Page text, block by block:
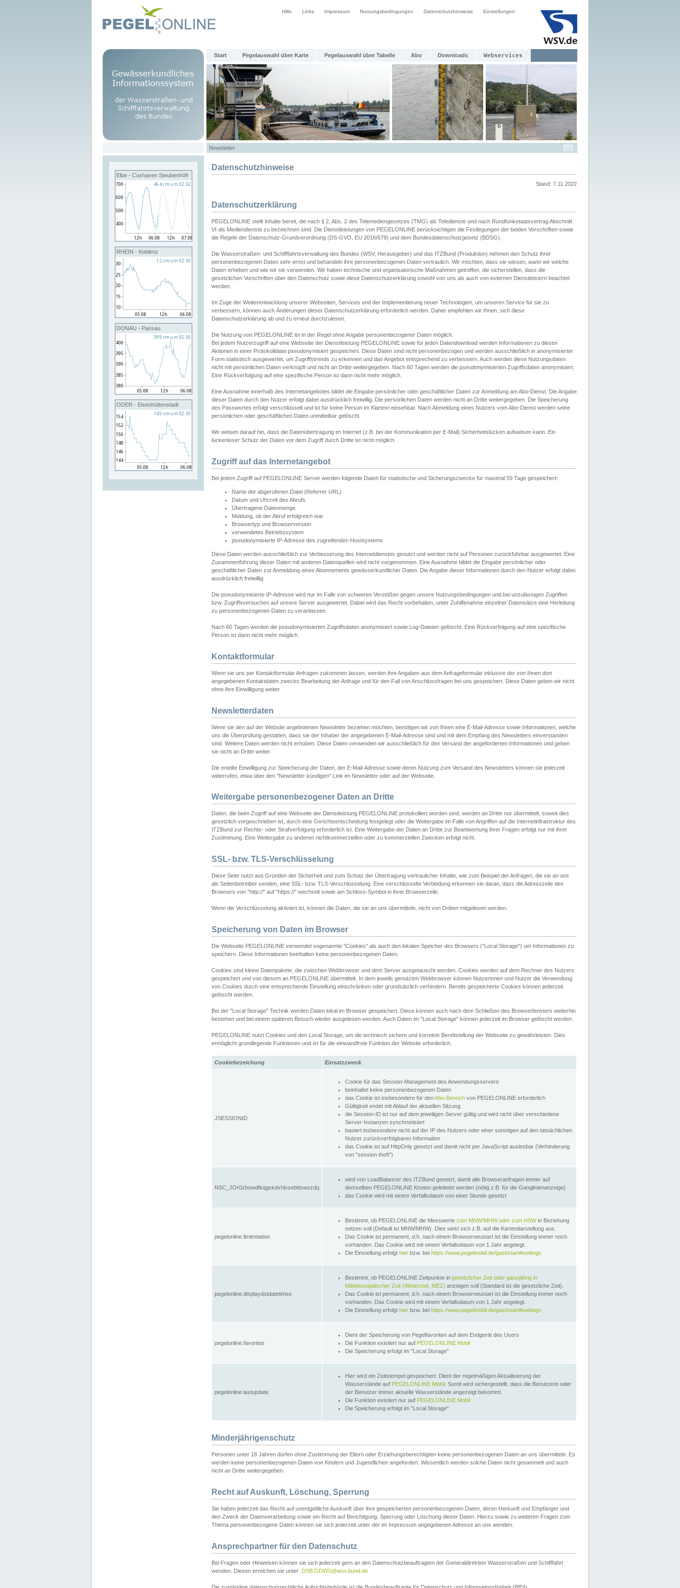
Hilfe Links Impressum Nutzungsbedingungen Datenschutzhinweise Einstellungen
Start Pegelauswahl über Karte Pegelauswahl über Tabelle Abo Downloads Webservices
Newsletter
Elbe - Cuxhaven Steubenhöft
RHEIN - Koblenz
DONAU - Passau
ODER - Eisenhüttenstadt
Datenschutzhinweise
Stand: 7.11.2022
Datenschutzerklärung
PEGELONLINE stellt Inhalte bereit, die nach § 2, Abs. 2 des Telemediengesetzes (TMG) als Teledienste und nach Rundfunkstaatsvertrag Abschnitt
VI als Mediendienste zu bezeichnen sind. Die Dienstleistungen von PEGELONLINE berücksichtigen die Festlegungen der beiden Vorschriften sowie
die Regeln der Datenschutz-Grundverordnung (DS-GVO, EU 2016/679) und dem Bundesdatenschutzgesetz (BDSG).
Die Wasserstraßen- und Schifffahrtsverwaltung des Bundes (WSV, Herausgeber) und das ITZBund (Produktion) nehmen den Schutz ihrer
personenbezogenen Daten sehr ernst und behandeln ihre personenbezogenen Daten vertraulich. Wir möchten, dass sie wissen, wann wir welche
Daten erheben und wie wir sie verwenden. Wir haben technische und organisatorische Maßnahmen getroffen, die sicherstellen, dass die
gesetzlichen Vorschriften über den Datenschutz sowie diese Datenschutzerklärung sowohl von uns als auch von externen Dienstleistern beachtet
werden.
Im Zuge der Weiterentwicklung unserer Webseiten, Services und der Implementierung neuer Technologien, um unseren Service für sie zu
verbessern, können auch Änderungen dieser Datenschutzerklärung erforderlich werden. Daher empfehlen wir Ihnen, sich diese
Datenschutzerklärung ab und zu erneut durchzulesen.
Die Nutzung von PEGELONLINE ist in der Regel ohne Angabe personenbezogener Daten möglich.
Bei jedem Nutzerzugriff auf eine Webseite der Dienstleistung PEGELONLINE sowie für jeden Datendownload werden Informationen zu diesen
Aktionen in einer Protokolldatei pseudonymisiert gespeichert. Diese Daten sind nicht personenbezogen und werden ausschließlich in anonymisierter
Form statistisch ausgewertet, um Zugriffstrends zu erkennen und das Angebot entsprechend zu verbessern. Auch werden diese Nutzungsdaten
nicht mit persönlichen Daten verknüpft und nicht an Dritte weitergegeben. Nach 60 Tagen werden die pseudonymisierten Zugriffsdaten anonymisiert.
Eine Rückverfolgung auf eine spezifische Person ist dann nicht mehr möglich.
Eine Ausnahme innerhalb des Internetangebotes bildet die Eingabe persönlicher oder geschäftlicher Daten zur Anmeldung am Abo-Dienst. Die Angabe
dieser Daten durch den Nutzer erfolgt dabei ausdrücklich freiwillig. Die persönlichen Daten werden nicht an Dritte weitergegeben. Die Speicherung
des Passwortes erfolgt verschlüsselt und ist für keine Person im Klartext einsehbar. Nach Abmeldung eines Nutzers vom Abo-Dienst werden seine
persönlichen oder geschäftlichen Daten unmittelbar gelöscht.
Wir weisen darauf hin, dass die Datenübertragung im Internet (z.B. bei der Kommunikation per E-Mail) Sicherheitslücken aufweisen kann. Ein
lückenloser Schutz der Daten vor dem Zugriff durch Dritte ist nicht möglich.
Zugriff auf das Internetangebot
Bei jedem Zugriff auf PEGELONLINE Server werden folgende Daten für statistische und Sicherungszwecke für maximal 59 Tage gespeichert:
Name der abgerufenen Datei (Referrer URL)
Datum und Uhrzeit des Abrufs
Übertragene Datenmenge
Meldung, ob der Abruf erfolgreich war
Browsertyp und Browserversion
verwendetes Betriebssystem
pseudonymisierte IP-Adresse des zugreifenden Hostsystems
Diese Daten werden ausschließlich zur Verbesserung des Internetdienstes genutzt und werden nicht auf Personen zurückführbar ausgewertet. Eine
Zusammenführung dieser Daten mit anderen Datenquellen wird nicht vorgenommen. Eine Ausnahme bildet die Eingabe persönlicher oder
geschäftlicher Daten zur Anmeldung eines Abonnements gewässerkundlicher Daten. Die Angabe dieser Informationen durch den Nutzer erfolgt dabei
ausdrücklich freiwillig.
Die pseudonymisierte IP-Adresse wird nur im Falle von schweren Verstößen gegen unsere Nutzungsbedingungen und bei unzulässigen Zugriffen
bzw. Zugriffsversuchen auf unsere Server ausgewertet. Dabei wird das Recht vorbehalten, unter Zuhilfenahme einzelner Datensätze eine Herleitung
zu personenbezogenen Daten zu veranlassen.
Nach 60 Tagen werden die pseudonymisierten Zugriffsdaten anonymisiert sowie Log-Dateien gelöscht. Eine Rückverfolgung auf eine spezifische
Person ist dann nicht mehr möglich.
Kontaktformular
Wenn sie uns per Kontaktformular Anfragen zukommen lassen, werden ihre Angaben aus dem Anfrageformular inklusive der von Ihnen dort
angegebenen Kontaktdaten zwecks Bearbeitung der Anfrage und für den Fall von Anschlussfragen bei uns gespeichert. Diese Daten geben wir nicht
ohne ihre Einwilligung weiter.
Newsletterdaten
Wenn sie den auf der Website angebotenen Newsletter beziehen möchten, benötigen wir von Ihnen eine E-Mail-Adresse sowie Informationen, welche
uns die Überprüfung gestatten, dass sie der Inhaber der angegebenen E-Mail-Adresse sind und mit dem Empfang des Newsletters einverstanden
sind. Weitere Daten werden nicht erhoben. Diese Daten verwenden wir ausschließlich für den Versand der angeforderten Informationen und geben
sie nicht an Dritte weiter.
Die erteilte Einwilligung zur Speicherung der Daten, der E-Mail-Adresse sowie deren Nutzung zum Versand des Newsletters können sie jederzeit
widerrufen, etwa über den "Newsletter kündigen"-Link im Newsletter oder auf der Webseite.
Weitergabe personenbezogener Daten an Dritte
Daten, die beim Zugriff auf eine Webseite der Dienstleistung PEGELONLINE protokolliert worden sind, werden an Dritte nur übermittelt, soweit dies
gesetzlich vorgeschrieben ist, durch eine Gerichtsentscheidung festgelegt oder die Weitergabe im Falle von Angriffen auf die Internetinfrastruktur des
ITZBund zur Rechts- oder Strafverfolgung erforderlich ist. Eine Weitergabe der Daten an Dritte zur Beantwortung ihrer Fragen erfolgt nur mit ihrer
Zustimmung. Eine Weitergabe zu anderen nichtkommerziellen oder zu kommerziellen Zwecken erfolgt nicht.
SSL- bzw. TLS-Verschlüsselung
Diese Seite nutzt aus Gründen der Sicherheit und zum Schutz der Übertragung vertraulicher Inhalte, wie zum Beispiel der Anfragen, die sie an uns
als Seitenbetreiber senden, eine SSL- bzw. TLS-Verschlüsselung. Eine verschlüsselte Verbindung erkennen sie daran, dass die Adresszeile des
Browsers von "http://" auf "https://" wechselt sowie am Schloss-Symbol in ihrer Browserzeile.
Wenn die Verschlüsselung aktiviert ist, können die Daten, die sie an uns übermitteln, nicht von Dritten mitgelesen werden.
Speicherung von Daten im Browser
Die Webseite PEGELONLINE verwendet sogenannte "Cookies" als auch den lokalen Speicher des Browsers ("Local Storage") um Informationen zu
speichern. Diese Informationen beinhalten keine personenbezogenen Daten.
Cookies sind kleine Datenpakete, die zwischen Webbrowser und dem Server ausgetauscht werden. Cookies werden auf dem Rechner des Nutzers
gespeichert und von diesem an PEGELONLINE übermittelt. In dem jeweils genutzten Webbrowser können Nutzerinnen und Nutzer die Verwendung
von Cookies durch eine entsprechende Einstellung einschränken oder grundsätzlich verhindern. Bereits gespeicherte Cookies können jederzeit
gelöscht werden.
Bei der "Local Storage" Technik werden Daten lokal im Browser gespeichert. Diese können auch nach dem Schließen des Browserfensters weiterhin
bestehen und bei einem späteren Besuch wieder ausgelesen werden. Auch Daten im "Local Storage" können jederzeit im Browser gelöscht werden.
PEGELONLINE nutzt Cookies und den Local Storage, um die technisch sichere und korrekte Bereitstellung der Webseite zu gewährleisten. Dies
ermöglicht grundlegende Funktionen und ist für die einwandfreie Funktion der Website erforderlich.
Cookiebezeichung Einsatzzweck
JSESSIONID
Cookie für das Session-Management des Anwendungsservers
beinhaltet keine personenbezogenen Daten
das Cookie ist insbesondere für denAbo-Bereich von PEGELONLINE erforderlich
Gültigkeit endet mit Ablauf der aktuellen Sitzung
die Session-ID ist nur auf dem jeweiligen Server gültig und wird nicht über verschiedene
Server-Instanzen synchronisiert
basiert insbesondere nicht auf der IP des Nutzers oder einer sonstigen auf den tatsächlichen
Nutzer zurückverfolgbaren Information
das Cookie ist auf HttpOnly gesetzt und damit nicht per JavaScript auslesbar (Verhinderung
von "session theft")
NSC_JOr0zbowdfkqgskdxhlvsebttswszdq
wird von LoadBalancer des ITZBund gesetzt, damit alle Browseranfragen immer auf
demselben PEGELONLINE Knoten geleitetet werden (nötig z.B. für die Ganglinienanzeige)
das Cookie wird mit einem Verfallsdatum von einer Stunde gesetzt
pegelonline.limitrelation
Bestimmt, ob PEGELONLINE die Messwerte zum MNW/MHW oder zum HSWin Beziehung
setzen soll (Default ist MNW/MHW). Dies wirkt sich z.B. auf die Kartendarstellung aus.
Das Cookie ist permanent, d.h. nach einem Browserneustart ist die Einstellung immer noch
vorhanden. Das Cookie wird mit einem Verfallsdatum von 1 Jahr angelegt.
Die Einstellung erfolgt hier bzw. bei https://www.pegelmobil.de/gast/start#settings
pegelonline.displaydstdatetimes
Bestimmt, ob PEGELONLINE Zeitpunkte in gesetzlicher Zeit oder ganzjährig in
Mitteleuropäischer Zeit (Winterzeit, MEZ) anzeigen soll (Standard ist die gesetzliche Zeit).
Das Cookie ist permanent, d.h. nach einem Browserneustart ist die Einstellung immer noch
vorhanden. Das Cookie wird mit einem Verfallsdatum von 1 Jahr angelegt.
Die Einstellung erfolgt hier bzw. bei https://www.pegelmobil.de/gast/start#settings
pegelonline.favorites
Dient der Speicherung von Pegelfavoriten auf dem Endgerät des Users
Die Funktion existiert nur auf PEGELONLINE Mobil
Die Speicherung erfolgt im "Local Storage"
pegelonline.lastupdate
Hier wird ein Zeitstempel gespeichert. Dient der regelmäßigen Aktualisierung der
Wasserstände auf PEGELONLINE Mobil . Somit wird sichergestellt, dass die Benutzerin oder
der Benutzer immer aktuelle Wasserstände angezeigt bekommt.
Die Funktion existiert nur auf PEGELONLINE Mobil
Die Speicherung erfolgt im "Local Storage"
Minderjährigenschutz
Personen unter 18 Jahren dürfen ohne Zustimmung der Eltern oder Erziehungsberechtigten keine personenbezogenen Daten an uns übermitteln. Es
werden keine personenbezogenen Daten von Kindern und Jugendlichen angefordert. Wissentlich werden solche Daten nicht gesammelt und auch
nicht an Dritte weitergegeben.
Recht auf Auskunft, Löschung, Sperrung
Sie haben jederzeit das Recht auf unentgeltliche Auskunft über ihre gespeicherten personenbezogenen Daten, deren Herkunft und Empfänger und
den Zweck der Datenverarbeitung sowie ein Recht auf Berichtigung, Sperrung oder Löschung dieser Daten. Hierzu sowie zu weiteren Fragen zum
Thema personenbezogene Daten können sie sich jederzeit unter der im Impressum angegebenen Adresse an uns wenden.
Ansprechpartner für den Datenschutz
Bei Fragen oder Hinweisen können sie sich jederzeit gern an den Datenschutzbeauftragten der Generaldirektion Wasserstraßen und Schifffahrt
wenden. Diesen erreichen sie unter: DSB.GDWS@wsv.bund.de